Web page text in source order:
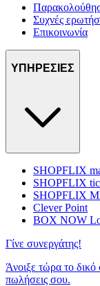
Συχνές
Επικοινωνία
ΥΠΗΡΕΣΙΕΣ
SHOPFLIX
SHOPFLIX
SHOPFLIX
Clever Point
BOX NOW
Γίνε συνεργάτης!
Άνοιξε τώρα το
πωλήσεις σου.